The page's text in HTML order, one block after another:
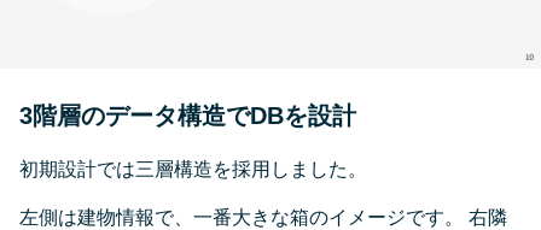
3階層のデータ構造でDBを設計
初期設計では三層構造を採用しました。
左側は建物情報で、一番大きな箱のイメージです。 右隣